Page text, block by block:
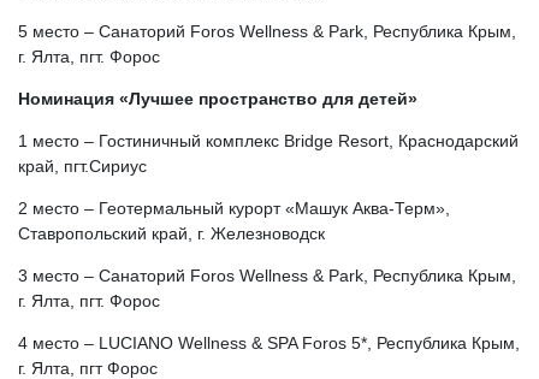
5 место – Санаторий Foros Wellness & Park, Республика Крым,
г. Ялта, пгт. Форос
Номинация «Лучшее пространство для детей»
1 место – Гостиничный комплекс Bridge Resort, Краснодарский
край, пгт.Сириус
2 место – Геотермальный курорт «Машук Аква-Терм»,
Ставропольский край, г. Железноводск
3 место – Санаторий Foros Wellness & Park, Республика Крым,
г. Ялта, пгт. Форос
4 место – LUCIANO Wellness & SPA Foros 5*, Республика Крым,
г. Ялта, пгт Форос